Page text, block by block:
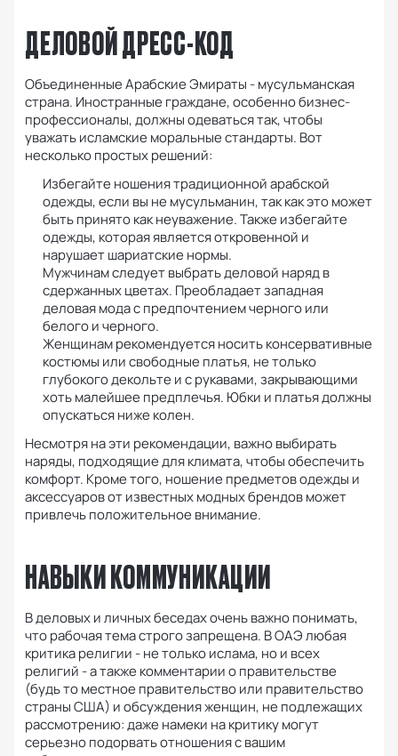
ДЕЛОВОЙ ДРЕСС-КОД
Объединенные Арабские Эмираты - мусульманская
страна. Иностранные граждане, особенно бизнес-
профессионалы, должны одеваться так, чтобы
уважать исламские моральные стандарты. Вот
несколько простых решений:
Избегайте ношения традиционной арабской
одежды, если вы не мусульманин, так как это может
быть принято как неуважение.Также избегайте
одежды, которая является откровенной и
нарушает шариатские нормы.
Мужчинам следует выбрать деловой наряд в
сдержанных цветах. Преобладает западная
деловая мода с предпочтением черного или
белого и черного.
Женщинам рекомендуется носить консервативные
костюмы или свободные платья, не только
глубокого декольте и с рукавами, закрывающими
хоть малейшее предплечья. Юбки и платья должны
опускаться ниже колен.
Несмотря на эти рекомендации, важно выбирать
наряды, подходящие для климата, чтобы обеспечить
комфорт. Кроме того, ношение предметов одежды и
аксессуаров от известных модных брендов может
привлечь положительное внимание.
НАВЫКИ КОММУНИКАЦИИ
В деловых и личных беседах очень важно понимать,
что рабочая тема строго запрещена. В ОАЭ любая
критика религии - не только ислама, но и всех
религий - а также комментарии о правительстве
(будь то местное правительство или правительство
страны США) и обсуждения женщин, не подлежащих
рассмотрению: даже намеки на критику могут
серьезно подорвать отношения с вашим